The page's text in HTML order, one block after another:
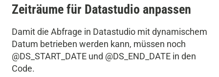
Zeiträume für Datastudio anpassen
Damit die Abfrage in Datastudio mit dynamischem
Datum betrieben werden kann, müssen noch
@DS_START_DATE und @DS_END_DATE in den
Code.